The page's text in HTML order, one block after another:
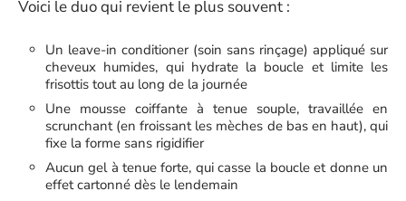
Voici le duo qui revient le plus souvent :
Un leave-in conditioner (soin sans rinçage) appliqué sur
cheveux humides, qui hydrate la boucle et limite les
frisottis tout au long de la journée
Une mousse coiffante à tenue souple, travaillée en
scrunchant (en froissant les mèches de bas en haut), qui
fixe la forme sans rigidifier
Aucun gel à tenue forte, qui casse la boucle et donne un
effet cartonné dès le lendemain